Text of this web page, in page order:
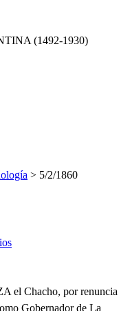
(1492-1930)
> 5/2/1860
Chacho, por renuncia
Gobernador de La